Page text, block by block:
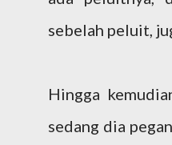
sebelah peluit,
Hingga
sedang dia